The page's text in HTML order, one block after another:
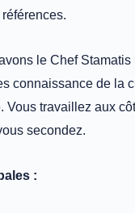
le Chef Stamatis
connaissance de la
Vous travaillez aux
secondez.
: